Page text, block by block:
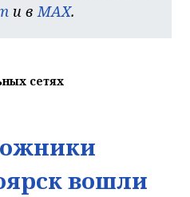
и в MAX.
сетях
вошли